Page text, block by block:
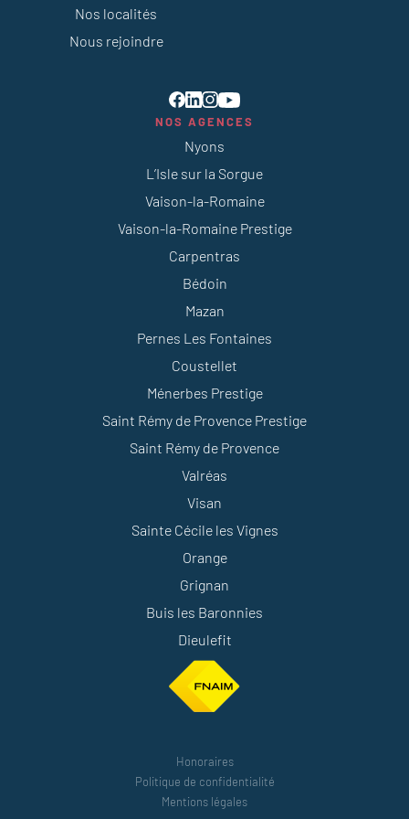
Nos localités
Nous rejoindre
NOS AGENCES
Nyons
L’Isle sur la Sorgue
Vaison-la-Romaine
Vaison-la-Romaine Prestige
Carpentras
Bédoin
Mazan
Pernes Les Fontaines
Coustellet
Ménerbes Prestige
Saint Rémy de Provence Prestige
Saint Rémy de Provence
Valréas
Visan
Sainte Cécile les Vignes
Orange
Grignan
Buis les Baronnies
Dieulefit
Honoraires
Politique de confidentialité
Mentions légales